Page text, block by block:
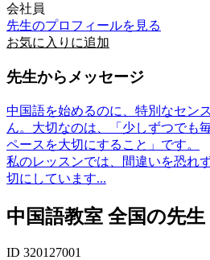
会社員
先生のプロフィールを見る
お気に入りに追加
先生からメッセージ
中国語を始めるのに、特別なセン
ん。大切なのは、「少しずつでも
ペースを大切にすること」です。
私のレッスンでは、間違いを恐れ
切にしています...
中国語教室 全国の先生
ID 320127001